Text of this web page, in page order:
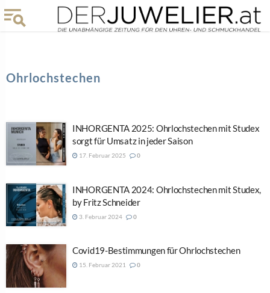
Ohrlochstechen
INHORGENTA 2025: Ohrlochstechen mit Studex
sorgt für Umsatz in jeder Saison
17. Februar 2025 0
INHORGENTA 2024: Ohrlochstechen mit Studex,
by Fritz Schneider
3. Februar 2024 0
Covid19-Bestimmungen für Ohrlochstechen
15. Februar 2021 0